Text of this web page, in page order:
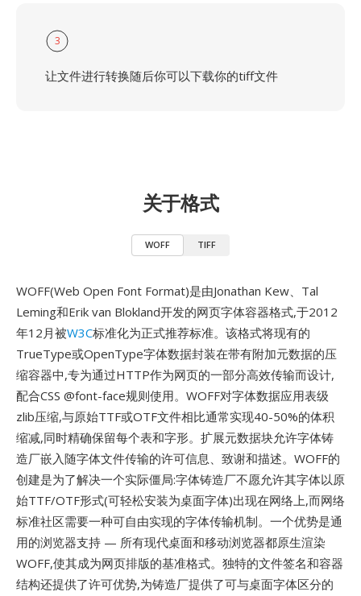
3
让文件进行转换随后你可以下载你的tiff文件
关于格式
WOFF TIFF
WOFF(Web Open Font Format)是由Jonathan Kew、Tal
Leming和Erik van Blokland开发的网页字体容器格式,于2012
年12月被W3C标准化为正式推荐标准。该格式将现有的
TrueType或OpenType字体数据封装在带有附加元数据的压
缩容器中,专为通过HTTP作为网页的一部分高效传输而设计,
配合CSS @font-face规则使用。WOFF对字体数据应用表级
zlib压缩,与原始TTF或OTF文件相比通常实现40-50%的体积
缩减,同时精确保留每个表和字形。扩展元数据块允许字体铸
造厂嵌入随字体文件传输的许可信息、致谢和描述。WOFF的
创建是为了解决一个实际僵局:字体铸造厂不愿允许其字体以原
始TTF/OTF形式(可轻松安装为桌面字体)出现在网络上,而网络
标准社区需要一种可自由实现的字体传输机制。一个优势是通
用的浏览器支持 — 所有现代桌面和移动浏览器都原生渲染
WOFF,使其成为网页排版的基准格式。独特的文件签名和容器
结构还提供了许可优势,为铸造厂提供了可与桌面字体区分的